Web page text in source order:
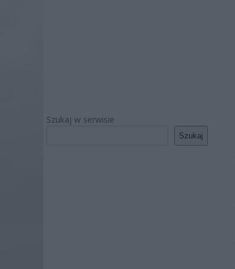
Szukaj w serwisie
Szukaj